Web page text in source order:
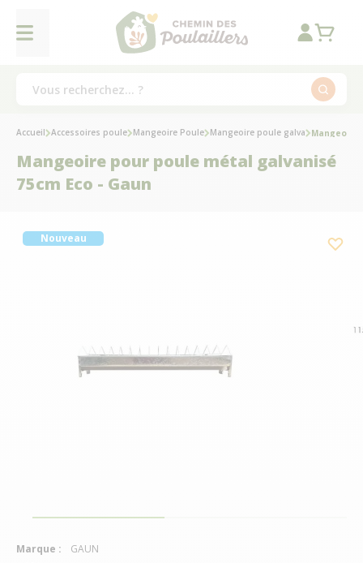
Accueil Accessoires poule Mangeoire Poule Mangeoire poule galva Mangeoire
Mangeoire pour poule métal galvanisé
75cm Eco - Gaun
Nouveau
Marque :
GAUN